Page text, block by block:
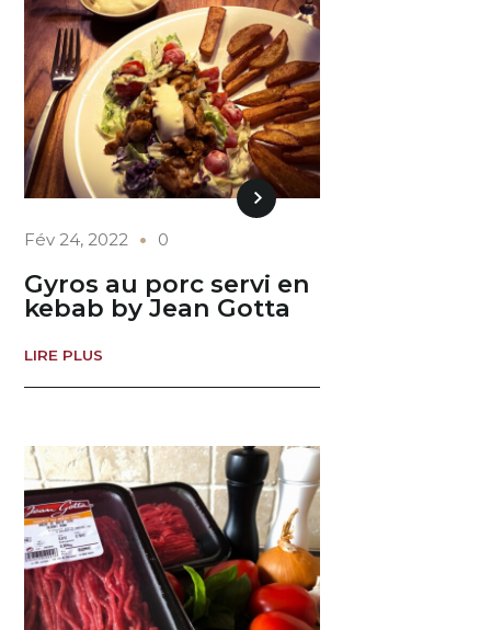
Fév 24, 2022 0
Gyros au porc servi en
kebab by Jean Gotta
LIRE PLUS